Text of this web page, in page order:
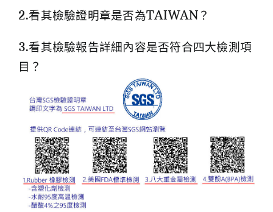
2.看其檢驗證明章是否為TAIWAN？
3.看其檢驗報告詳細內容是否符合四大檢測項
目？